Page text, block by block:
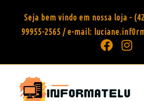
Seja bem vindo em nossa loja -
99955-2565 / e-mail: